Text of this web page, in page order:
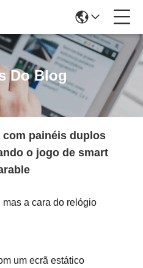
Do Blog
com painéis duplos
o jogo de smart
a cara do relógio
um ecrã estático